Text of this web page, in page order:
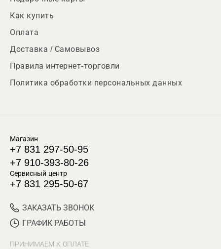
Как купить
Оплата
Доставка / Самовывоз
Правила интернет-торговли
Политика обработки персональных данных
Магазин
+7 831 297-50-95
+7 910-393-80-26
Сервисный центр
+7 831 295-50-67
ЗАКАЗАТЬ ЗВОНОК
ГРАФИК РАБОТЫ
ПРИНИМАЕМ К ОПЛАТЕ